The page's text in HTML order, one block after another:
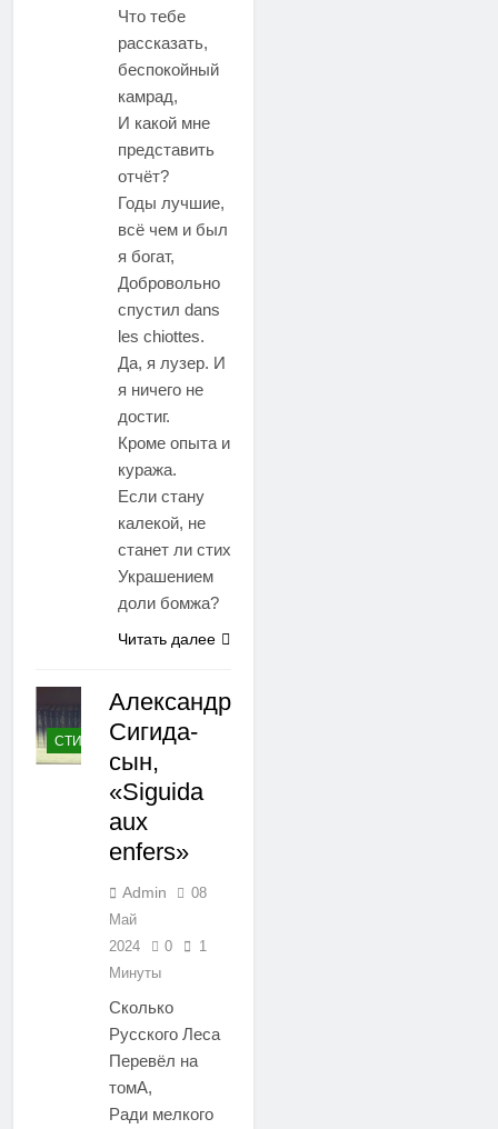
Что тебе
рассказать,
беспокойный
камрад,
И какой мне
представить
отчёт?
Годы лучшие,
всё чем и был
я богат,
Добровольно
спустил dans
les chiottes.
Да, я лузер. И
я ничего не
достиг.
Кроме опыта и
куража.
Если стану
калекой, не
станет ли стих
Украшением
доли бомжа?
Читать далее
СТИХИ
Александр
Сигида-
сын,
«Siguida
aux
enfers»
Admin
08
Май
2024
0
1
Минуты
Сколько
Русского Леса
Перевёл на
томА,
Ради мелкого